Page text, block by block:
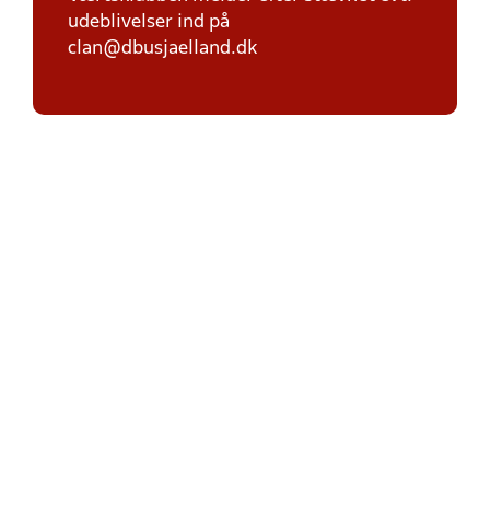
udeblivelser ind på
clan@dbusjaelland.dk